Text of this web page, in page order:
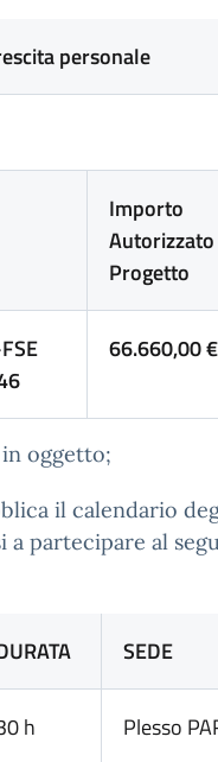
personale
Importo
Autorizzato
Progetto
66.660,00 €
oggetto;
il calendario
a partecipare al
SEDE
h Plesso